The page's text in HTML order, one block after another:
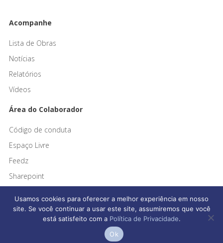
Acompanhe
Lista de Obras
Notícias
Relatórios
Vídeos
Área do Colaborador
Código de conduta
Espaço Livre
Feedz
Sharepoint
Afonso França Engenharia © 2026 Todos os direitos reservados
Usamos cookies para oferecer a melhor experiência em nosso
site. Se você continuar a usar este site, assumiremos que você
está satisfeito com a Política de Privacidade.
Ok